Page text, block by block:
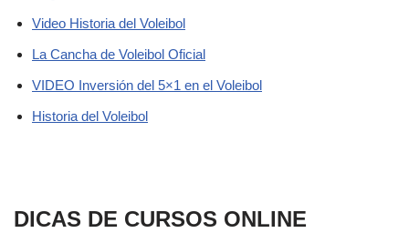
Video Historia del Voleibol
La Cancha de Voleibol Oficial
VIDEO Inversión del 5×1 en el Voleibol
Historia del Voleibol
DICAS DE CURSOS ONLINE